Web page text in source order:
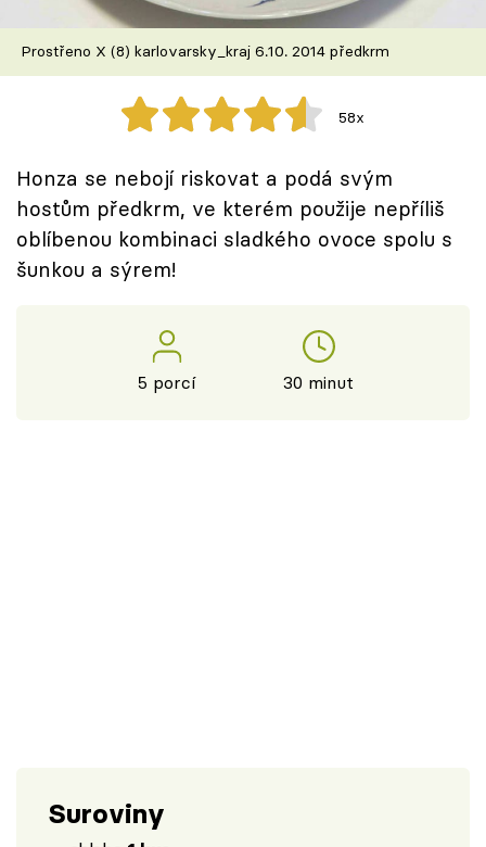
Škola vaření
Recepty z TV
Speciál: Cuketa
Těhotnej kuchař
Sledujte prima+
Prostřeno X (8) karlovarsky_kraj 6.10. 2014 předkrm
58x
Honza se nebojí riskovat a podá svým
hostům předkrm, ve kterém použije nepříliš
oblíbenou kombinaci sladkého ovoce spolu s
šunkou a sýrem!
5 porcí 30 minut
Suroviny